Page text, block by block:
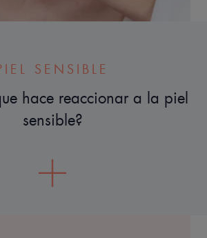
SENSIBLE
hace reaccionar a la piel
sensible?